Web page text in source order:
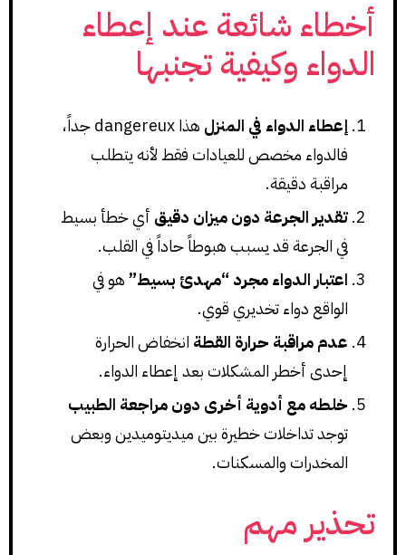
أخطاء شائعة عند إعطاء
الدواء وكيفية تجنبها
إعطاء الدواء في المنزل
هذا dangereux جداً،
فالدواء مخصص للعيادات فقط لأنه يتطلب
مراقبة دقيقة.
تقدير الجرعة دون ميزان دقيق أي خطأ بسيط
في الجرعة قد يسبب هبوطاً حاداً في القلب.
اعتبار الدواء مجرد “مهدئ بسيط”هو في
الواقع دواء تخديري قوي.
عدم مراقبة حرارة القطة انخفاض الحرارة
إحدى أخطر المشكلات بعد إعطاء الدواء.
خلطه مع أدوية أخرى دون مراجعة الطبيب
توجد تداخلات خطيرة بين ميديتوميدين وبعض
المخدرات والمسكنات.
تحذير مهم